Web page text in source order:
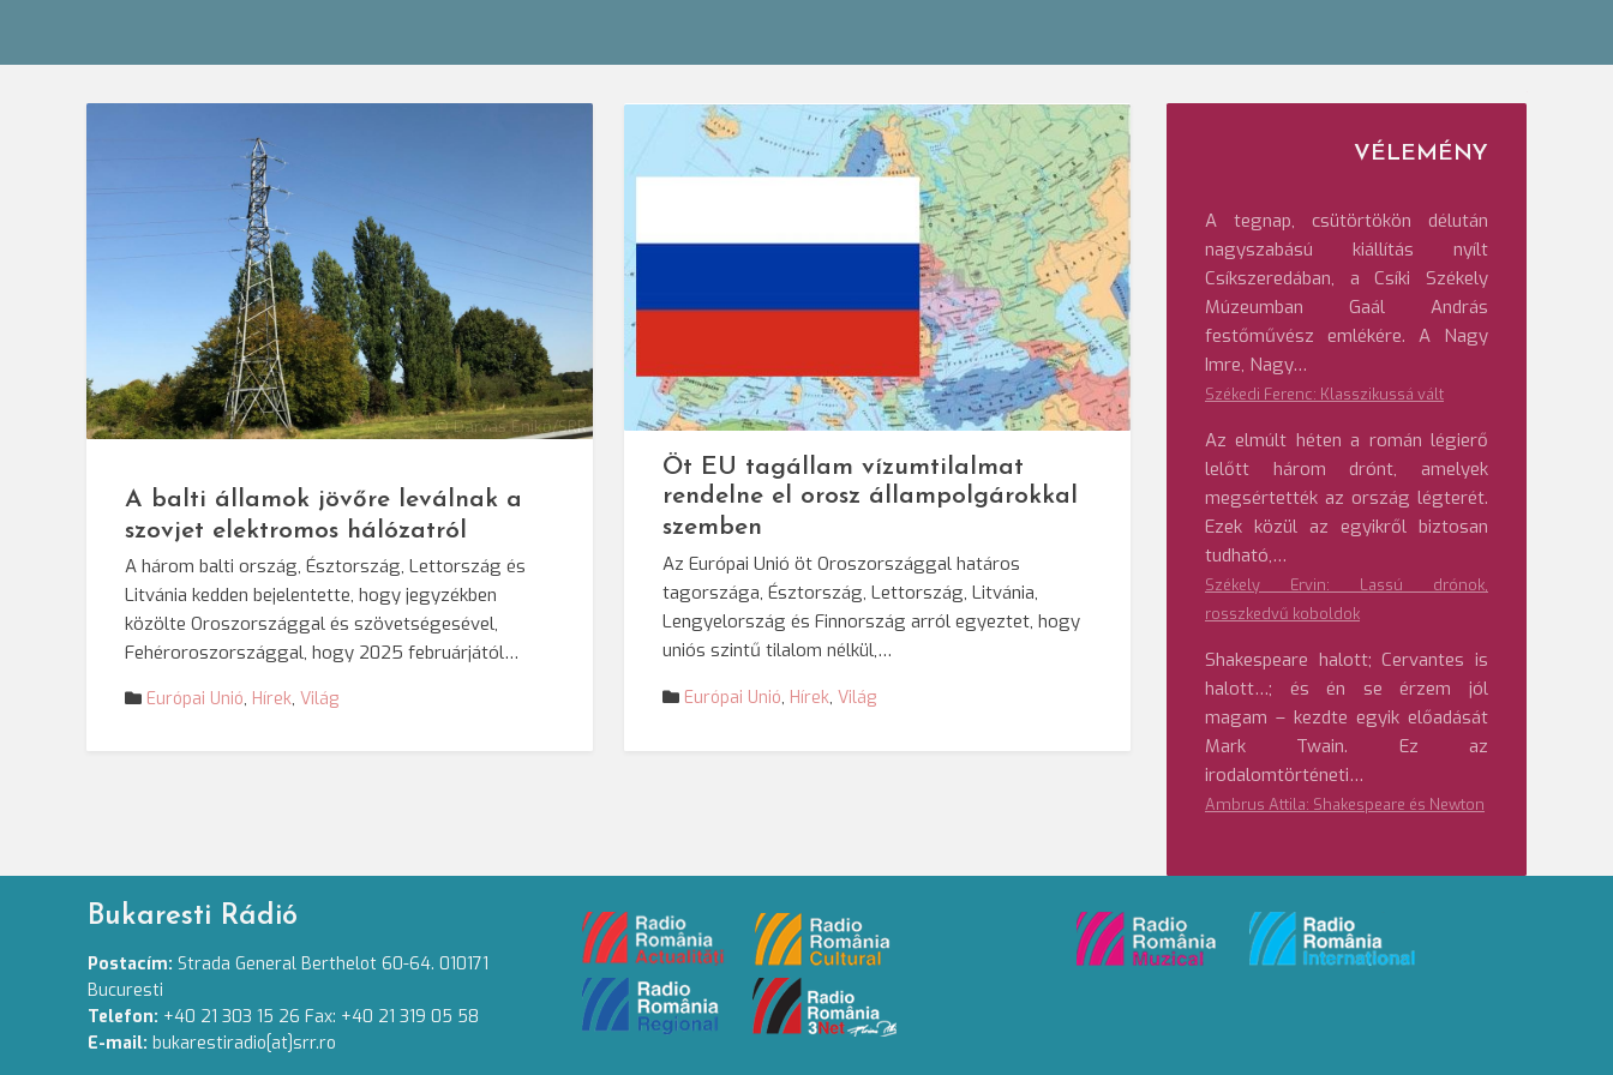
© Darvas Enikő/SRR
A balti államok jövőre leválnak a
szovjet elektromos hálózatról
A három balti ország, Észtország, Lettország és
Litvánia kedden bejelentette, hogy jegyzékben
közölte Oroszországgal és szövetségesével,
Fehéroroszországgal, hogy 2025 februárjától…
Európai Unió, Hírek, Világ
Öt EU tagállam vízumtilalmat
rendelne el orosz állampolgárokkal
szemben
Az Európai Unió öt Oroszországgal határos
tagországa, Észtország, Lettország, Litvánia,
Lengyelország és Finnország arról egyeztet, hogy
uniós szintű tilalom nélkül,…
Európai Unió, Hírek,Világ
VÉLEMÉNY
A tegnap, csütörtökön délután
nagyszabású kiállítás nyílt
Csíkszeredában, a Csíki Székely
Múzeumban Gaál András
festőművész emlékére. A Nagy
Imre, Nagy…
Székedi Ferenc: Klasszikussá vált
Az elmúlt héten a román légierő
lelőtt három drónt, amelyek
megsértették az ország légterét.
Ezek közül az egyikről biztosan
tudható,…
Székely Ervin: Lassú drónok,
rosszkedvű koboldok
Shakespeare halott; Cervantes is
halott…; és én se érzem jól
magam – kezdte egyik előadását
Mark Twain. Ez az
irodalomtörténeti…
Ambrus Attila: Shakespeare és Newton
Bukaresti Rádió
Postacím: Strada General Berthelot 60-64. 010171
Bucuresti
Telefon: +40 21 303 15 26 Fax: +40 21 319 05 58
E-mail: bukarestiradio[at]srr.ro